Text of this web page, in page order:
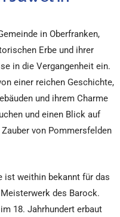
in Oberfranken,
Erbe und ihrer
in die Vergangenheit ein.
einer reichen Geschichte,
und ihrem Charme
und einen Blick auf
von Pommersfelden
ist weithin bekannt für das
des Barock.
18. Jahrhundert erbaut